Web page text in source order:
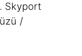
Skyport
/